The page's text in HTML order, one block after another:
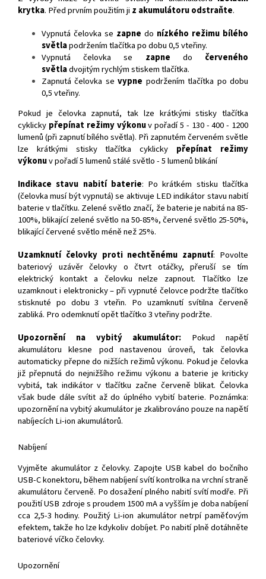
krytka. Před prvním použitím ji z akumulátoru odstraňte.
Vypnutá čelovka se zapne do nízkého režimu bílého
světlapodržením tlačítka po dobu 0,5 vteřiny.
Vypnutá čelovka se zapne do červeného
světladvojitým rychlým stiskem tlačítka.
Zapnutá čelovka sevypne podržením tlačítka po dobu
0,5 vteřiny.
Pokud je čelovka zapnutá, tak lze krátkými stisky tlačítka
cyklicky přepínat režimy výkonuv pořadí 5 - 130 - 400 - 1200
lumenů (při zapnutí bílého světla). Při zapnutém červeném světle
lze krátkými stisky tlačítka cyklicky přepínat režimy
výkonuv pořadí 5 lumenů stálé světlo - 5 lumenů blikání
Indikace stavu nabití baterie: Po krátkém stisku tlačítka
(čelovka musí být vypnutá) se aktivuje LED indikátor stavu nabití
baterie v tlačítku. Zelené světlo značí, že baterie je nabitá na 85-
100%, blikající zelené světlo na 50-85%, červené světlo 25-50%,
blikající červené světlo méně než 25%.
Uzamknutí čelovky proti nechtěnému zapnutí: Povolte
bateriový uzávěr čelovky o čtvrt otáčky, přeruší se tím
elektrický kontakt a čelovku nelze zapnout. Tlačítko lze
uzamknout i elektronicky – při vypnuté čelovce podržte tlačítko
stisknuté po dobu 3 vteřin. Po uzamknutí svítilna červeně
zabliká. Pro odemknutí opět tlačítko 3 vteřiny podržte.
Upozornění na vybitý akumulátor: Pokud napětí
akumulátoru klesne pod nastavenou úroveň, tak čelovka
automaticky přepne do nižších režimů výkonu. Pokud je čelovka
již přepnutá do nejnižšího režimu výkonu a baterie je kriticky
vybitá, tak indikátor v tlačítku začne červeně blikat. Čelovka
však bude dále svítit až do úplného vybití baterie. Poznámka:
upozornění na vybitý akumulátor je zkalibrováno pouze na napětí
nabíjecích Li-ion akumulátorů.
Nabíjení
Vyjměte akumulátor z čelovky. Zapojte USB kabel do bočního
USB-C konektoru, během nabíjení svítí kontrolka na vrchní straně
akumulátoru červeně. Po dosažení plného nabití svítí modře. Při
použití USB zdroje s proudem 1500 mA a vyšším je doba nabíjení
cca 2,5-3 hodiny. Použitý Li-ion akumulátor netrpí paměťovým
efektem, takže ho lze kdykoliv dobíjet. Po nabití plně dotáhněte
bateriové víčko čelovky.
Upozornění